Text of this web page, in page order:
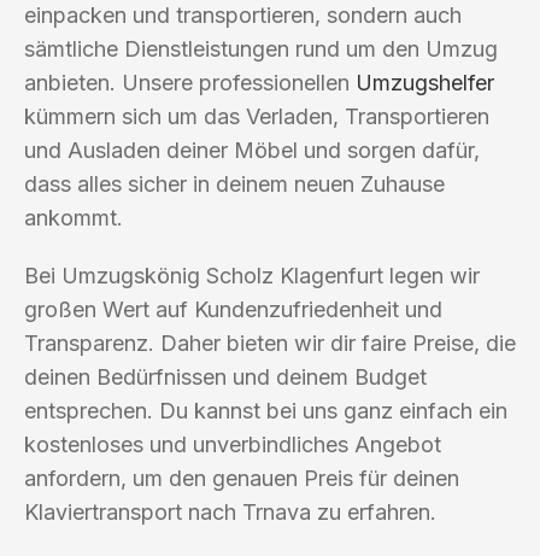
einpacken und transportieren, sondern auch
sämtliche Dienstleistungen rund um den Umzug
anbieten. Unsere professionellen Umzugshelfer
kümmern sich um das Verladen, Transportieren
und Ausladen deiner Möbel und sorgen dafür,
dass alles sicher in deinem neuen Zuhause
ankommt.
Bei Umzugskönig Scholz Klagenfurt legen wir
großen Wert auf Kundenzufriedenheit und
Transparenz. Daher bieten wir dir faire Preise, die
deinen Bedürfnissen und deinem Budget
entsprechen. Du kannst bei uns ganz einfach ein
kostenloses und unverbindliches Angebot
anfordern, um den genauen Preis für deinen
Klaviertransport nach Trnava zu erfahren.